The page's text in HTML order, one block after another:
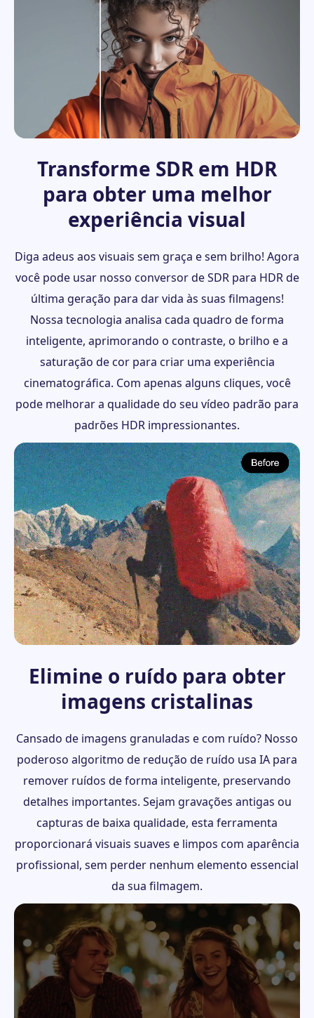
Transforme SDR em HDR
para obter uma melhor
experiência visual
Diga adeus aos visuais sem graça e sem brilho! Agora
você pode usar nosso conversor de SDR para HDR de
última geração para dar vida às suas filmagens!
Nossa tecnologia analisa cada quadro de forma
inteligente, aprimorando o contraste, o brilho e a
saturação de cor para criar uma experiência
cinematográfica. Com apenas alguns cliques, você
pode melhorar a qualidade do seu vídeo padrão para
padrões HDR impressionantes.
Elimine o ruído para obter
imagens cristalinas
Cansado de imagens granuladas e com ruído? Nosso
poderoso algoritmo de redução de ruído usa IA para
remover ruídos de forma inteligente, preservando
detalhes importantes. Sejam gravações antigas ou
capturas de baixa qualidade, esta ferramenta
proporcionará visuais suaves e limpos com aparência
profissional, sem perder nenhum elemento essencial
da sua filmagem.